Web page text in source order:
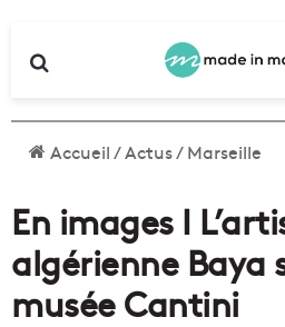
Accueil/Actus/Marseille
En images I
algérienne Baya
musée Cantini